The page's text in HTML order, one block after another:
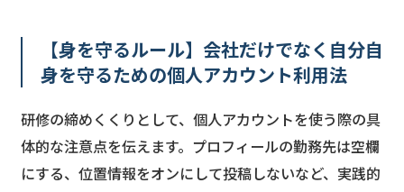
【身を守るルール】会社だけでなく自分自
身を守るための個人アカウント利用法
研修の締めくくりとして、個人アカウントを使う際の具
体的な注意点を伝えます。プロフィールの勤務先は空欄
にする、位置情報をオンにして投稿しないなど、実践的